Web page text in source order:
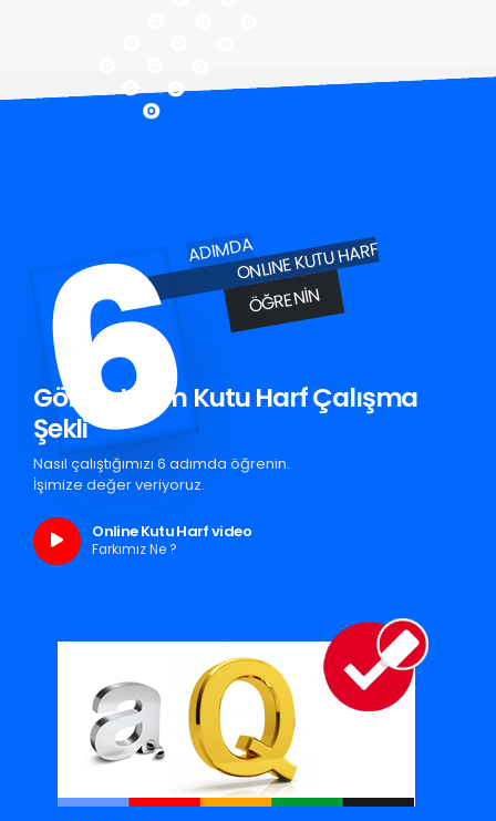
6ADIMDAONLINE KUTU HARF
ÖĞRENIN
Gönen Krom Kutu Harf Çalışma
Şekli
Nasıl çalıştığımızı 6 adımda öğrenin.
İşimize değer veriyoruz.
Online Kutu Harf video
Farkımız Ne ?